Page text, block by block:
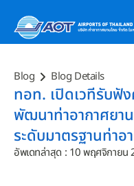
Blog Blog Details
ทอท. เปิดเวทีรับฟั
พัฒนาท่าอากาศยา
ระดับมาตรฐานท่าอ
อัพเดทล่าสุด : 10 พฤศจิกายน